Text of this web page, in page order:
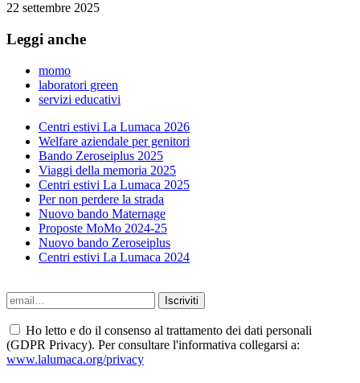
22 settembre 2025
Leggi anche
momo
laboratori green
servizi educativi
Centri estivi La Lumaca 2026
Welfare aziendale per genitori
Bando Zeroseiplus 2025
Viaggi della memoria 2025
Centri estivi La Lumaca 2025
Per non perdere la strada
Nuovo bando Maternage
Proposte MoMo 2024-25
Nuovo bando Zeroseiplus
Centri estivi La Lumaca 2024
Ho letto e do il consenso al trattamento dei dati personali
(GDPR Privacy). Per consultare l'informativa collegarsi a:
www.lalumaca.org/privacy